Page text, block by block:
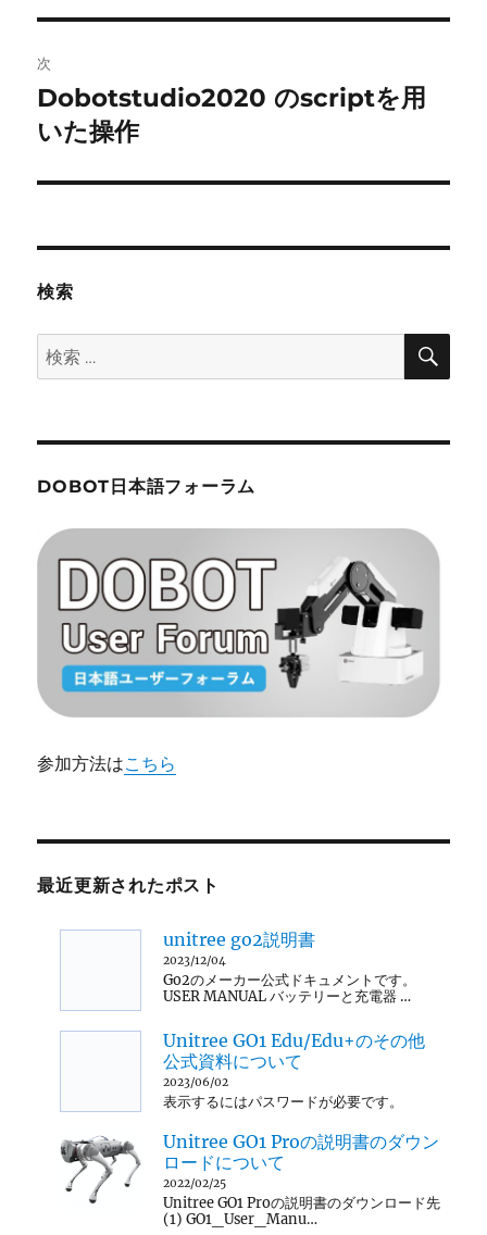
ビ
ゲ
ー
ン
稿:
次
次
の
稿:
Dobotstudio2020 のscriptを用
いた操作
検索
検
索:
検
DOBOT日本語フォーラム
参加方法はこちら
最近更新されたポスト
unitree go2説明書
2023/12/04
Go2のメーカー公式ドキュメントです。
USER MANUAL バッテリーと充電器 …
Unitree GO1 Edu/Edu+のその他
公式資料について
2023/06/02
表示するにはパスワードが必要です。
Unitree GO1 Proの説明書のダウン
ロードについて
2022/02/25
Unitree GO1 Proの説明書のダウンロード先
(1) GO1_User_Manu…